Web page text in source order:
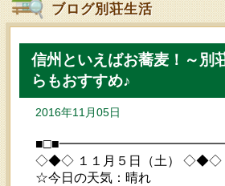
ブログ別荘生活
信州といえばお蕎麦！～別
らもおすすめ♪
2016年11月05日
◇◆◇ １１月５日（土） ◇◆◇
☆今日の天気：晴れ